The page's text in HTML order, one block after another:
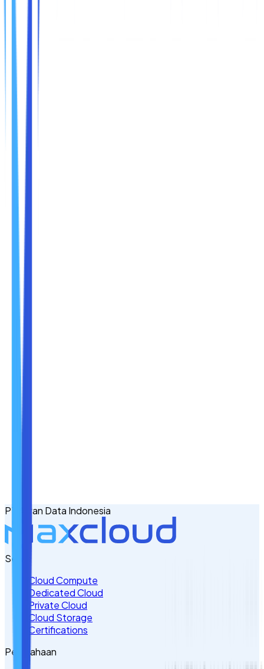
Tulis Kebutuhan Anda di Sini
PT Awan Data Indonesia
Servis
Cloud Compute
Dedicated Cloud
Private Cloud
Cloud Storage
Certifications
Perusahaan